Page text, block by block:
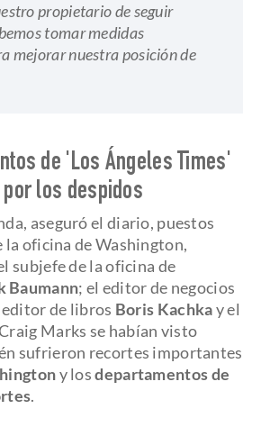
propietario de seguir
tomar medidas
mejorar nuestra posición de
de 'Los Ángeles Times'
los despidos
aseguró el diario, puestos
la oficina de Washington,
subjefe de la oficina de
Baumann; el editor de negocios
editor de libros Boris Kachkay el
Marks se habían visto
sufrieron recortes importantes
y losdepartamentos de
.